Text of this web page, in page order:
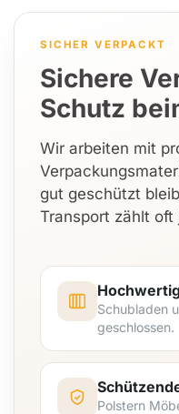
SICHER VERPACKT
Sichere
Schutz
Wir arbeiten mit
gut geschützt
Transport zählt oft
Schubladen
geschlossen.
Polstern